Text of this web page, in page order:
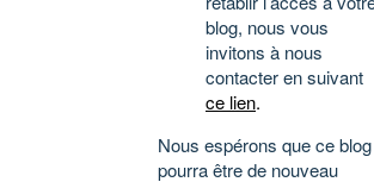
blog, nous vous
invitons à nous
contacter en suivant
ce lien.
Nous espérons que ce blog
pourra être de nouveau